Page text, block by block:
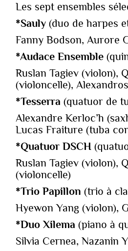
Les sept ensembles
*Sauly (duo de harpes
Fanny Bodson, Aurore
*Audace Ensemble
Ruslan Tagiev (violon),
(violoncelle),
*Tesserra (quatuor de
Alexandre Kerloc’h
Lucas Fraiture (tuba
*Quatuor DSCH
Ruslan Tagiev (violon),
(violoncelle)
*Trio Papillon (trio à
Hyewon Yang (violon),
*Duo Xilema (piano à
Silvia Cernea, Nazanin